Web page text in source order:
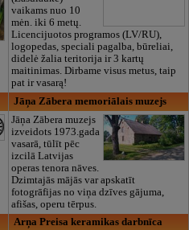
vaikams nuo 10
mėn. iki 6 metų.
Licencijuotos programos (LV/RU),
logopedas, speciali pagalba, būreliai,
didelė žalia teritorija ir 3 kartų
maitinimas. Dirbame visus metus, taip
pat ir vasarą!
Jāņa Zābera memoriālais muzejs
Jāņa Zābera muzejs
izveidots 1973.gada
vasarā, tūlīt pēc
izcilā Latvijas
operas tenora nāves.
Dzimtajās mājās var apskatīt
fotogrāfijas no viņa dzīves gājuma,
afišas, operu tērpus.
Arņa Preisa keramikas darbnīca